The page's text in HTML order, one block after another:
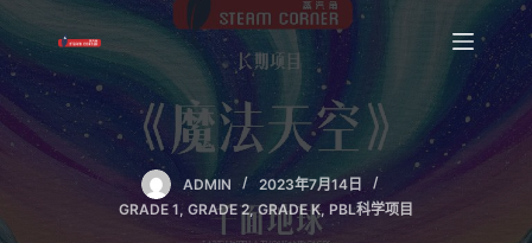
过
内
容
ADMIN
2023年7月14日
GRADE 1, GRADE 2,GRADE K, PBL科学项目